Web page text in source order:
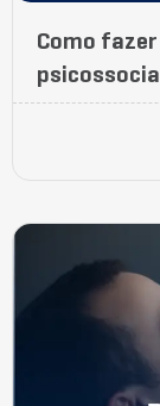
Como